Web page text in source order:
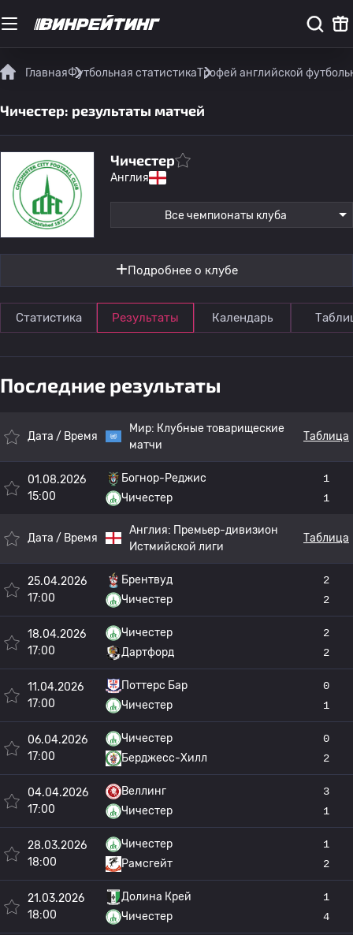
ГлавнаяФутбольная статистикаТрофей английской
Чичестер: результаты матчей
Чичестер
Англия
Все чемпионаты клуба
Подробнее о клубе
Статистика Результаты Календарь
Последние результаты
Дата / Время
Мир: Клубные товарищеские
матчи
Таблица
01.08.2026
15:00
Богнор-Реджис
Чичестер
1
1
Дата / Время
Англия: Премьер-дивизион
Истмийской лиги
Таблица
25.04.2026
17:00
Брентвуд
Чичестер
2
2
18.04.2026
17:00
Чичестер
Дартфорд
2
2
11.04.2026
17:00
Поттерс Бар
Чичестер
0
1
06.04.2026
17:00
Чичестер
Берджесс-Хилл
0
2
04.04.2026
17:00
Веллинг
Чичестер
3
1
28.03.2026
18:00
Чичестер
Рамсгейт
1
2
21.03.2026
18:00
Долина Крей
Чичестер
1
4